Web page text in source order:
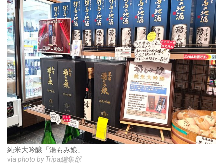
純米大吟醸「湯もみ娘」
via photo by Tripa編集部